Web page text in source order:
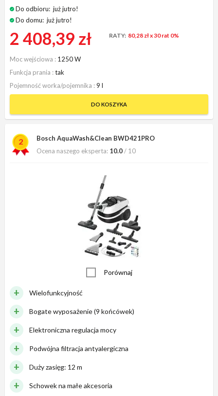
Do odbioru: już jutro!
Do domu: już jutro!
2 408,39 zł RATY: 80,28 złx 30 rat 0%
Moc wejściowa
1250 W
Funkcja prania
tak
Pojemność worka/pojemnika
9 l
DO KOSZYKA
2
Bosch AquaWash&Clean BWD421PRO
Ocena naszego eksperta: 10.0/ 10
Porównaj
Wielofunkcyjność
Bogate wyposażenie (9 końcówek)
Elektroniczna regulacja mocy
Podwójna filtracja antyalergiczna
Duży zasięg: 12 m
Schowek na małe akcesoria